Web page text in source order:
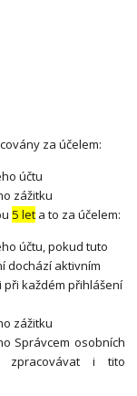
za účelem:
účtu
zážitku
5 let a to za účelem:
účtu, pokud tuto
dochází aktivním
při každém přihlášení
zážitku
Správcem osobních
zpracovávat i tito